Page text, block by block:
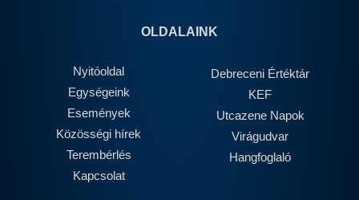
OLDALAINK
Nyitóoldal
Egységeink
Események
Közösségi hírek
Terembérlés
Kapcsolat
Debreceni Értéktár
KEF
Utcazene Napok
Virágudvar
Hangfoglaló